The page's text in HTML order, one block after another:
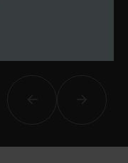
moi-
points et